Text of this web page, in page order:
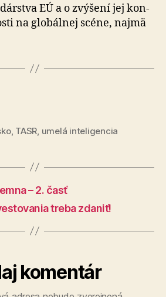
EÚ a o zvýšení jej kon­
na glo­bál­nej scéne, najmä
, TASR umelá inteligencia
– 2. časť
treba zdaniť!
komentár